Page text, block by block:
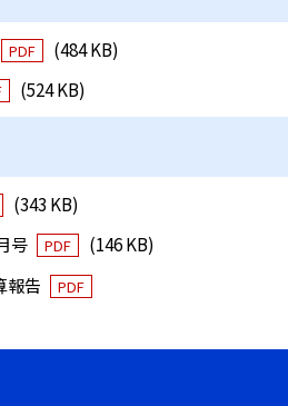
PDF
(484 KB)
(524 KB)
(343 KB)
号
PDF
(146 KB)
報告
PDF